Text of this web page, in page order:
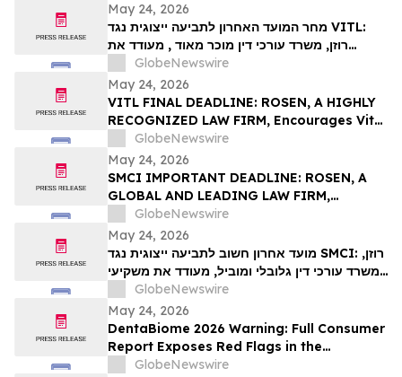
May 24, 2026
מחר המועד האחרון לתביעה ייצוגית נגד VITL:
רוזן, משרד עורכי דין מוכר מאוד , מעודד את
משקיעי Vital Farms, Inc עם הפסדים של יותר
מ-100 אלף דולר לקבל ייעוץ משפטי לפני המועד
האחרון החשוב ב-26 במאי בתביעה ייצוגית
בניירות ערך שהוגשה לראשונה על ידי המשרד–
VIT…
GlobeNewswire
May 24, 2026
VITL FINAL DEADLINE: ROSEN, A HIGHLY
RECOGNIZED LAW FIRM, Encourages Vital
Farms, Inc. Investors with Losses in
Excess of $100K to Secure Counsel Before
Important May 26 Deadline in Securities
Class Action First Filed by the Firm - VITL
GlobeNewswire
May 24, 2026
SMCI IMPORTANT DEADLINE: ROSEN, A
GLOBAL AND LEADING LAW FIRM,
Encourages Super Micro Computer, Inc.
Investors with Losses in Excess of $100K
to Secure Counsel Before Important May
26 Deadline in Securities Class Action –
SMCI
GlobeNewswire
May 24, 2026
מועד אחרון חשוב לתביעה ייצוגית נגד SMCI: רוזן,
משרד עורכי דין גלובלי ומוביל, מעודד את משקיעי
Super Micro Computer, Inc עם הפסדים של
יותר מ-100 אלף דולר לקבל ייעוץ משפטי לפני
המועד החשוב ב-26 במאי בתביעה ייצוגית לניירות
ערך – SMC…
GlobeNewswire
May 24, 2026
DentaBiome 2026 Warning: Full Consumer
Report Exposes Red Flags in the
Counterfeit Oral Supplement Market
GlobeNewswire